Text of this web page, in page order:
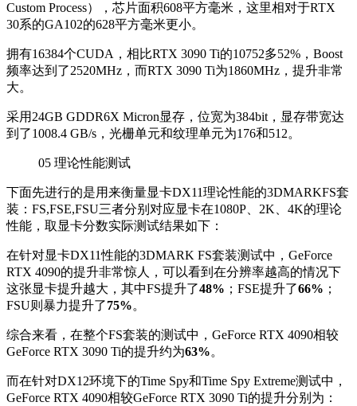
Custom Process）
，芯片面积608平方毫米，这里相对于RTX
30系的GA102的628平方毫米更小。
拥有16384个CUDA，相比RTX 3090 Ti的10752多52%，Boost
频率达到了2520MHz，而RTX 3090 Ti为1860MHz，提升非常
大。
采用24GB GDDR6X Micron显存，位宽为384bit，显存带宽达
到了1008.4 GB/s，光栅单元和纹理单元为176和512。
05 理论性能测试
下面先进行的是用来衡量显卡DX11理论性能的3DMARKFS套
装：FS,FSE,FSU三者分别对应显卡在1080P、2K、4K的理论
性能，取显卡分数实际测试结果如下：
在针对显卡DX11性能的3DMARK FS套装测试中，GeForce
RTX 4090的提升非常惊人，可以看到在分辨率越高的情况下
这张显卡提升越大，其中FS提升了48% ；FSE提升了66% ；
FSU则暴力提升了75%。
综合来看，在整个FS套装的测试中，GeForce RTX 4090相较
GeForce RTX 3090 Ti的提升约为63%。
而在针对DX12环境下的Time Spy和Time Spy Extreme测试中，
GeForce RTX 4090相较GeForce RTX 3090 Ti的提升分别为：